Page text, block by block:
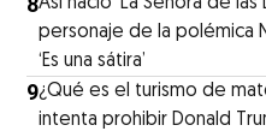
personaje de la polémica
‘Es una sátira’
9¿Qué es el turismo de
intenta prohibir Donald